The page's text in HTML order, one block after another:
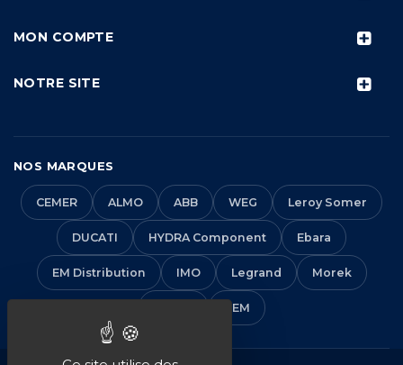
MON COMPTE
NOTRE SITE
NOS MARQUES
CEMER ALMO ABB WEG Leroy Somer
DUCATI HYDRA Component Ebara
EM Distribution IMO Legrand Morek
VEM